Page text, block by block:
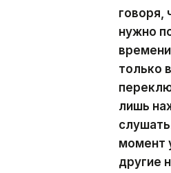
говоря,
нужно
только
лишь
момент
другие